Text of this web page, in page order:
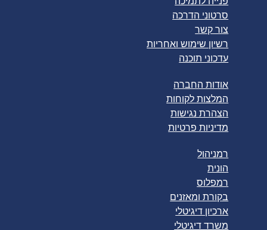
סרטוני הדרכה
צור קשר
רשיון שימוש ואחריות
עדכוני תוכנה
אודות החברה
המלצות לקוחות
הצהרת נגישות
מדיניות פרטיות
רמניהול
הונית
רמפלוס
בקורת ומאזנים
ארכיון דיגיטלי
משרד דיגיטלי